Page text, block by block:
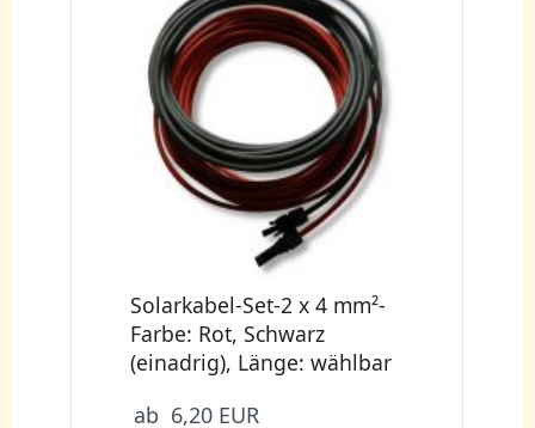
Solarkabel-Set-2 x 4 mm²-
Farbe: Rot, Schwarz
(einadrig), Länge: wählbar
ab 6,20 EUR